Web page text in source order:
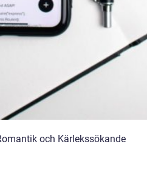
och Kärlekssökande